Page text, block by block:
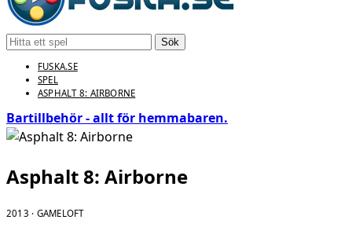
Sök
FUSKA.SE
SPEL
ASPHALT 8: AIRBORNE
Bartillbehör - allt för hemmabaren.
Asphalt 8: Airborne
2013 · GAMELOFT